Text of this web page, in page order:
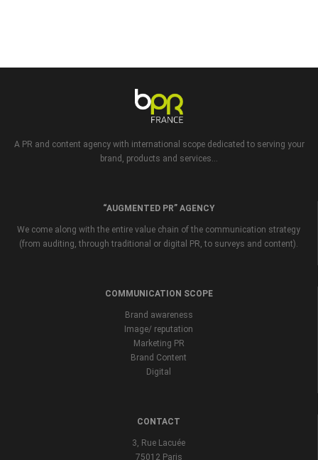
A PR and content agency with international scope dedicated to serving your
brand, products and services...
“AUGMENTED PR” AGENCY
We come along with the entire value chain of the communication strategy
(from auditing, through traditional or digital PR, to surveys and content).
COMMUNICATION SCOPE
Brand awareness
Image/ reputation
Marketing PR
Brand Content
Digital
CONTACT
3, Rue Lacuée
75012 Paris